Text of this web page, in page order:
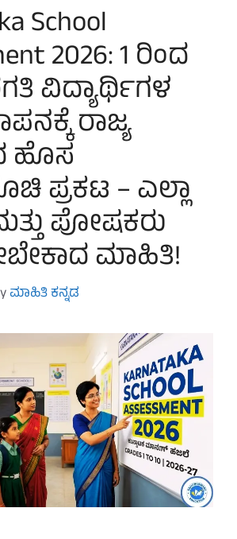
School
2026: 1 ರಿಂದ
ವಿದ್ಯಾರ್ಥಿಗಳ
ರಾಜ್ಯ
ಹೊಸ
ಪ್ರಕಟ – ಎಲ್ಲಾ
ಪೋಷಕರು
ಮಾಹಿತಿ!
ಮಾಹಿತಿ ಕನ್ನಡ